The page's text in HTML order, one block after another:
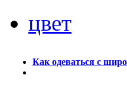
цвет
Как одеваться с